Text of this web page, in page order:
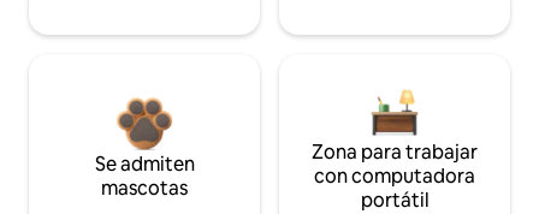
Se admiten
mascotas
Zona para trabajar
con computadora
portátil